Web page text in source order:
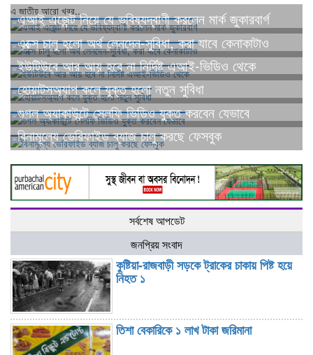
এ জাতীয় আরো খবর...
এআই এজেন্ট নিয়ে যে ভবিষ্যদ্বাণী করলেন মার্ক জুকারবার্গ
এক্সে চালু হলো অর্থ লেনদেন-সুবিধা, করা যাবে কেনাকাটাও
ইউটিউবে আর আয় হবে না নির্দিষ্ট এআই-ভিডিও থেকে
হোয়াটসঅ্যাপ কলে যুক্ত হলো নতুন সুবিধা
গুগল অ্যাকাউন্টে সেলফি ভিডিও যুক্ত করবেন যেভাবে
বিনামূল্যে ভেরিফাইড ব্যাজ চালু করছে ফেসবুক
সর্বশেষ আপডেট
জনপ্রিয় সংবাদ
কুষ্টিয়া-রাজবাড়ী সড়কে ট্রাকের চাকায় পিষ্ট হয়ে
নিহত ১
তিশা বেকারিকে ১ লাখ টাকা জরিমানা